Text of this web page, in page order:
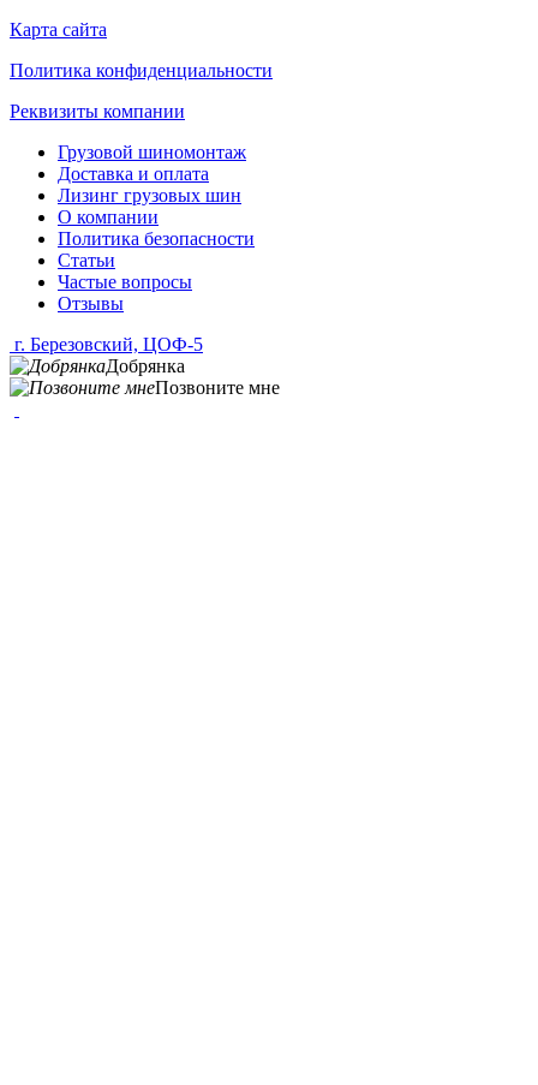
Карта сайта
Политика конфиденциальности
Реквизиты компании
Грузовой шиномонтаж
Доставка и оплата
Лизинг грузовых шин
О компании
Политика безопасности
Статьи
Частые вопросы
Отзывы
г. Березовский, ЦОФ-5
Добрянка
Позвоните мне